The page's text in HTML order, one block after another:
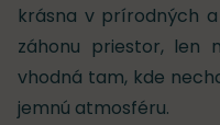
krásna v prírodných
záhonu priestor, len
vhodná tam, kde
jemnú atmosféru.